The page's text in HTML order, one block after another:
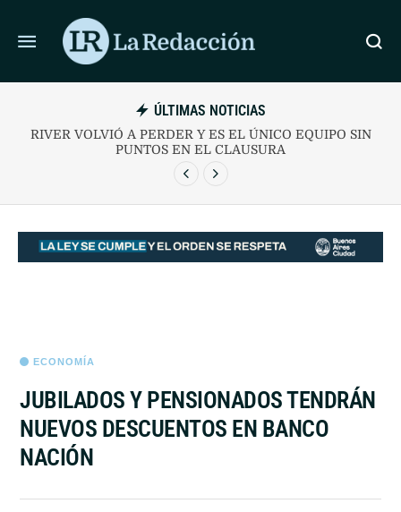
ÚLTIMAS NOTICIAS
RIVER VOLVIÓ A PERDER Y ES EL ÚNICO EQUIPO SIN
PUNTOS EN EL CLAUSURA
ECONOMÍA
JUBILADOS Y PENSIONADOS TENDRÁN
NUEVOS DESCUENTOS EN BANCO
NACIÓN